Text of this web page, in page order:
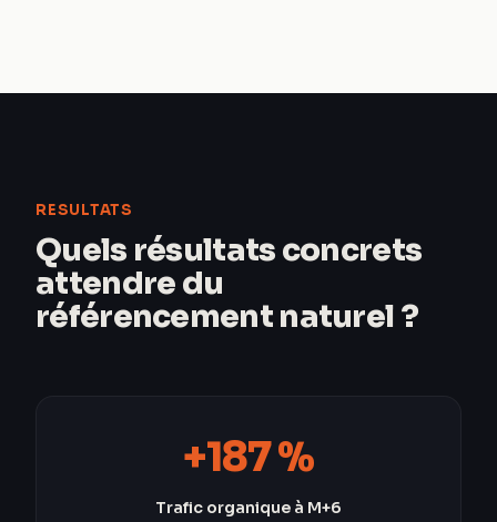
RESULTATS
Quels résultats concrets
attendre du
référencement naturel ?
+187 %
Trafic organique à M+6